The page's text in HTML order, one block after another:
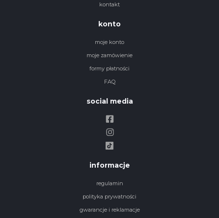
kontakt
konto
moje konto
moje zamówienie
formy płatności
FAQ
social media
informacje
regulamin
polityka prywatności
gwarancje i reklamacje